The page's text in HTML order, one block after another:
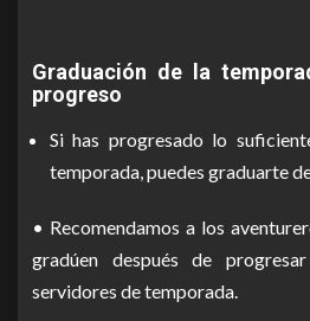
Graduación de la
progreso
Si has progresado lo
temporada, puedes graduarte
• Recomendamos a los
gradúen después de
servidores de temporada.